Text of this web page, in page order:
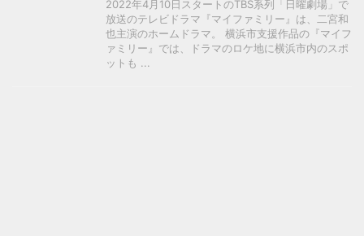
2022年4月10日スタートのTBS系列「日曜劇場」で
放送のテレビドラマ『マイファミリー』は、二宮和
也主演のホームドラマ。 横浜市支援作品の『マイフ
ァミリー』では、ドラマのロケ地に横浜市内のスポ
ットも ...